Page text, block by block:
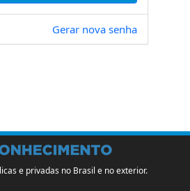
Gerar nova senha
e privadas no Brasil e no exterior.